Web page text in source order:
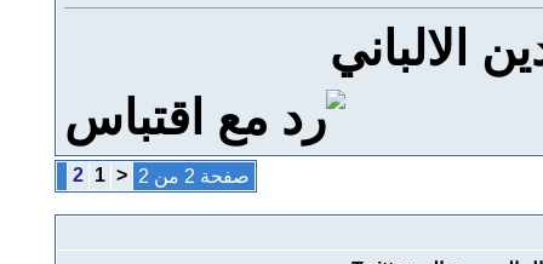
الالباني
صفحة 2 من 2 <
1
2